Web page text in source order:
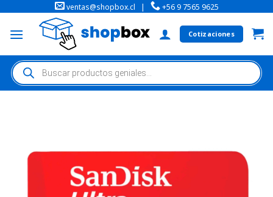
ventas@shopbox.cl | +56 9 7565 9625
Cotizaciones